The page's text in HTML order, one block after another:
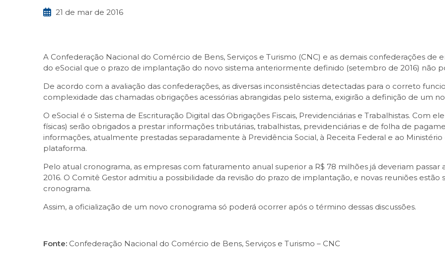
21 de mar de 2016
A Confederação Nacional do Comércio de Bens, Serviços e Turismo (CNC) e as demais confederações
do eSocial que o prazo de implantação do novo sistema anteriormente definido (setembro de 2016) não
De acordo com a avaliação das confederações, as diversas inconsistências detectadas para o correto
complexidade das chamadas obrigações acessórias abrangidas pelo sistema, exigirão a definição de um
O eSocial é o Sistema de Escrituração Digital das Obrigações Fiscais, Previdenciárias e Trabalhistas. Com
físicas) serão obrigados a prestar informações tributárias, trabalhistas, previdenciárias e de folha de
informações, atualmente prestadas separadamente à Previdência Social, à Receita Federal e ao
plataforma.
Pelo atual cronograma, as empresas com faturamento anual superior a R$ 78 milhões já deveriam
2016. O Comitê Gestor admitiu a possibilidade da revisão do prazo de implantação, e novas reuniões
cronograma.
Assim, a oficialização de um novo cronograma só poderá ocorrer após o término dessas discussões.
Fonte: Confederação Nacional do Comércio de Bens, Serviços e Turismo – CNC